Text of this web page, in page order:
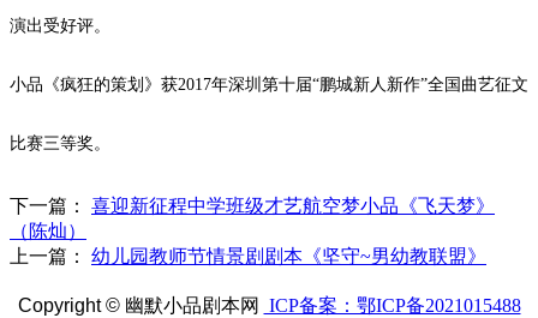
演出受好评。
小品《疯狂的策划》获2017年深圳第十届“鹏城新人新作”全国曲艺征文
比赛三等奖。
下一篇：
喜迎新征程中学班级才艺航空梦小品《飞天梦》
（陈灿）
上一篇：
幼儿园教师节情景剧剧本《坚守~男幼教联盟》
Copyright © 幽默小品剧本网
ICP备案：鄂ICP备2021015488